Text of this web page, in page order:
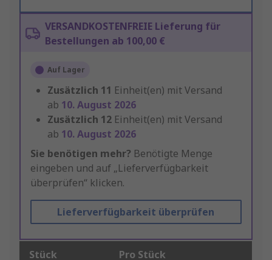
VERSANDKOSTENFREIE Lieferung für
Bestellungen ab 100,00 €
Auf Lager
Zusätzlich 11 Einheit(en) mit Versand
ab 10. August 2026
Zusätzlich 12 Einheit(en) mit Versand
ab 10. August 2026
Sie benötigen mehr? Benötigte Menge
eingeben und auf „Lieferverfügbarkeit
überprüfen“ klicken.
Lieferverfügbarkeit überprüfen
Stück Pro Stück